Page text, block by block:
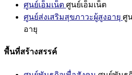
ศูนย์เอ็มเน็ต ศูนย์เอ็มเน็ต
ศูนย์ส่งเสริมสุขภาวะผู้สูงอายุ ศู
อายุ
พื้นที่สร้างสรรค์